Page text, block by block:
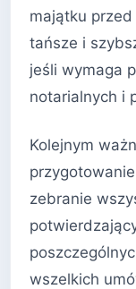
majątku
tańsze i
jeśli wymaga
notarialnych i
Kolejnym
zebranie
wszelkich